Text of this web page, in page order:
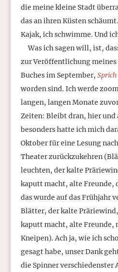
die meine kleine Stadt
das an ihren Küsten
Kajak, ich schwimme. Und
Was ich sagen will, ist,
zur Veröffentlichung
Buches im September,
worden sind. Ich werde
langen, langen Monate
Zeiten: Bleibt dran, hier und
besonders hatte ich mich
Oktober für eine Lesung
Theater zurückzukehren
leuchten, der kalte
kaputt macht, alte Freunde,
das wurde auf das Frühjahr
Blätter, der kalte
kaputt macht, alte Freunde,
Kneipen). Ach ja, wie ich
gesagt habe, unser Dank
die Spinner verschiedenster